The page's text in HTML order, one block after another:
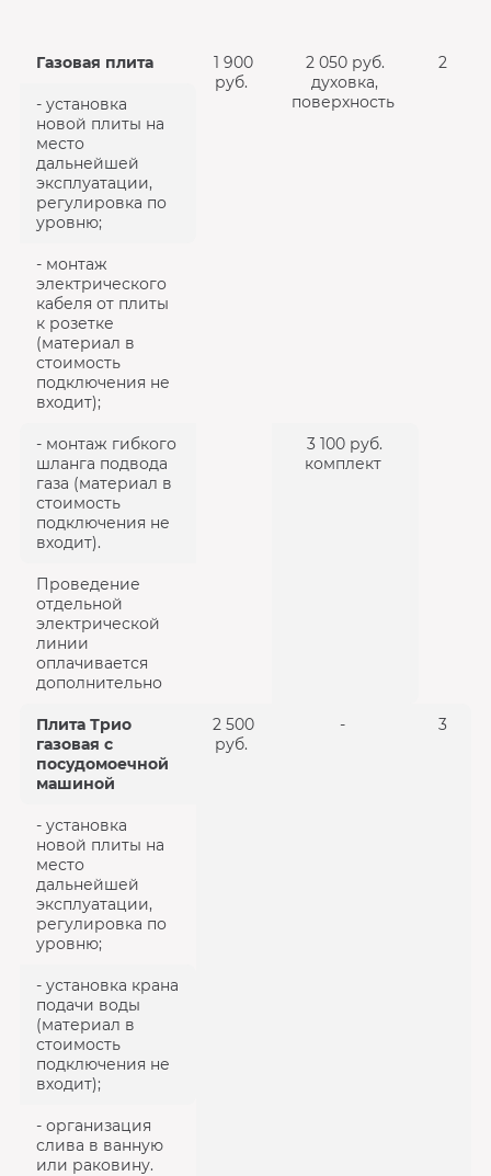
Газовая плита
1 900
руб.
2 050 руб.
духовка,
поверхность
2
- установка
новой плиты на
место
дальнейшей
эксплуатации,
регулировка по
уровню;
- монтаж
электрического
кабеля от плиты
к розетке
(материал в
стоимость
подключения не
входит);
- монтаж гибкого
шланга подвода
газа (материал в
стоимость
подключения не
входит).
3 100 руб.
комплект
Проведение
отдельной
электрической
линии
оплачивается
дополнительно
Плита Трио
газовая с
посудомоечной
машиной
2 500
руб.
- 3
- установка
новой плиты на
место
дальнейшей
эксплуатации,
регулировка по
уровню;
- установка крана
подачи воды
(материал в
стоимость
подключения не
входит);
- организация
слива в ванную
или раковину.